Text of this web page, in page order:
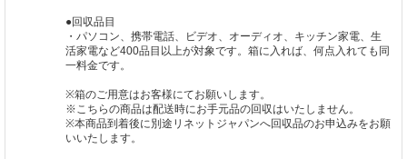
●回収品目
・パソコン、携帯電話、ビデオ、オーディオ、キッチン家電、生
活家電など400品目以上が対象です。箱に入れば、何点入れても同
一料金です。
※箱のご用意はお客様にてお願いします。
※こちらの商品は配送時にお手元品の回収はいたしません。
※本商品到着後に別途リネットジャパンへ回収品のお申込みをお願
いいたします。